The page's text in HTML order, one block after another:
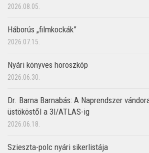
2026.08.05.
Háborús „filmkockák”
2026.07.15.
Nyári könyves horoszkóp
2026.06.30.
Dr. Barna Barnabás: A Naprendszer
üstököstől a 3I/ATLAS-ig
2026.06.18.
Szieszta-polc nyári sikerlistája